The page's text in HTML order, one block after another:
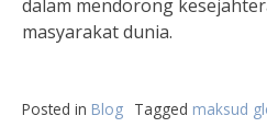
dalam mendorong
masyarakat dunia.
Posted in Blog Tagged maksud